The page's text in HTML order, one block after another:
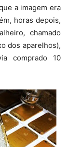
a imagem era
horas depois,
chamado
dos aparelhos),
comprado 10